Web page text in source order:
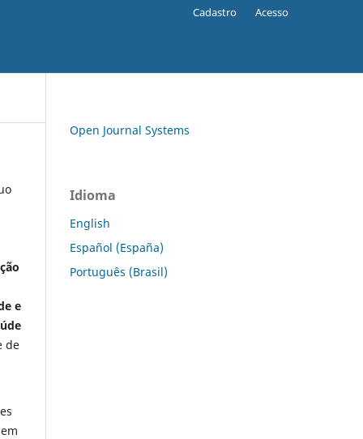
Cadastro Acesso
e
de
Open Journal Systems
Idioma
English
Español (España)
Português (Brasil)